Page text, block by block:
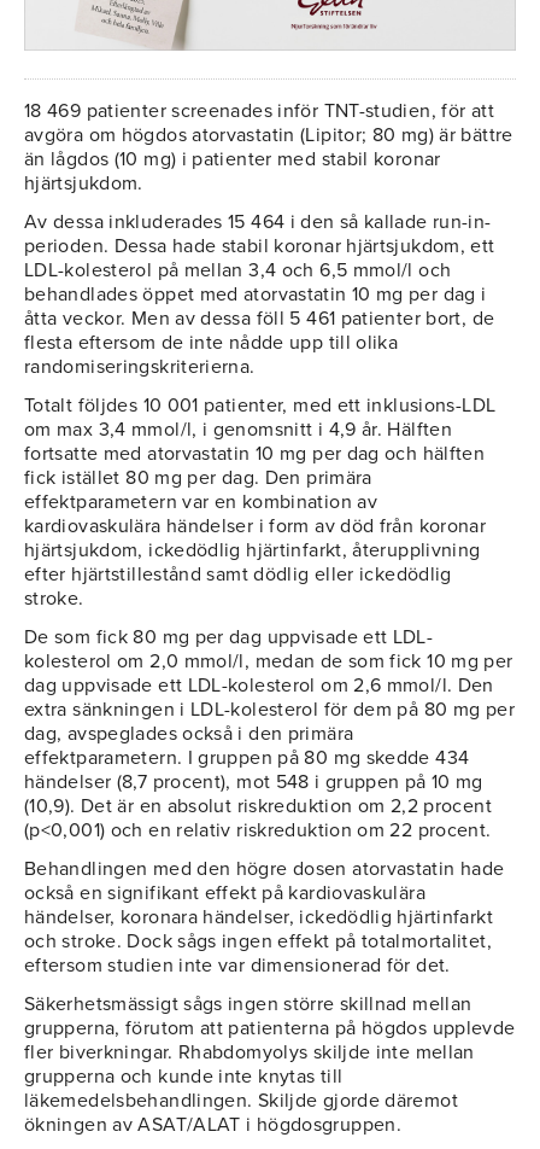
18 469 patienter screenades inför TNT-studien, för att
avgöra om högdos atorvastatin (Lipitor; 80 mg) är bättre
än lågdos (10 mg) i patienter med stabil koronar
hjärtsjukdom.
Av dessa inkluderades 15 464 i den så kallade run-in-
perioden. Dessa hade stabil koronar hjärtsjukdom, ett
LDL-kolesterol på mellan 3,4 och 6,5 mmol/l och
behandlades öppet med atorvastatin 10 mg per dag i
åtta veckor. Men av dessa föll 5 461 patienter bort, de
flesta eftersom de inte nådde upp till olika
randomiseringskriterierna.
Totalt följdes 10 001 patienter, med ett inklusions-LDL
om max 3,4 mmol/l, i genomsnitt i 4,9 år. Hälften
fortsatte med atorvastatin 10 mg per dag och hälften
fick istället 80 mg per dag. Den primära
effektparametern var en kombination av
kardiovaskulära händelser i form av död från koronar
hjärtsjukdom, ickedödlig hjärtinfarkt, återupplivning
efter hjärtstillestånd samt dödlig eller ickedödlig
stroke.
De som fick 80 mg per dag uppvisade ett LDL-
kolesterol om 2,0 mmol/l, medan de som fick 10 mg per
dag uppvisade ett LDL-kolesterol om 2,6 mmol/l. Den
extra sänkningen i LDL-kolesterol för dem på 80 mg per
dag, avspeglades också i den primära
effektparametern. I gruppen på 80 mg skedde 434
händelser (8,7 procent), mot 548 i gruppen på 10 mg
(10,9). Det är en absolut riskreduktion om 2,2 procent
(p<0,001) och en relativ riskreduktion om 22 procent.
Behandlingen med den högre dosen atorvastatin hade
också en signifikant effekt på kardiovaskulära
händelser, koronara händelser, ickedödlig hjärtinfarkt
och stroke. Dock sågs ingen effekt på totalmortalitet,
eftersom studien inte var dimensionerad för det.
Säkerhetsmässigt sågs ingen större skillnad mellan
grupperna, förutom att patienterna på högdos upplevde
fler biverkningar. Rhabdomyolys skiljde inte mellan
grupperna och kunde inte knytas till
läkemedelsbehandlingen. Skiljde gjorde däremot
ökningen av ASAT/ALAT i högdosgruppen.